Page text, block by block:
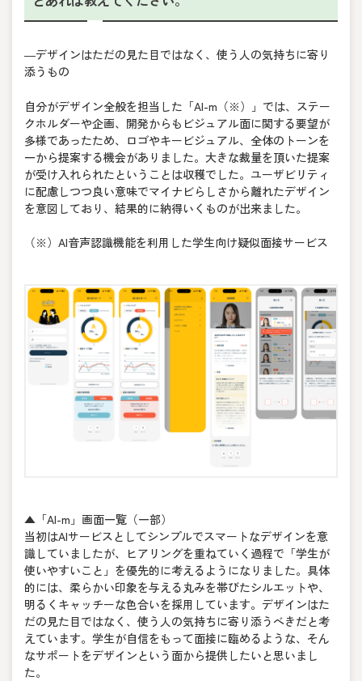
―デザインはただの見た目ではなく、使う人の気持ちに寄り
添うもの
自分がデザイン全般を担当した「AI-m（※）」では、ステー
クホルダーや企画、開発からもビジュアル面に関する要望が
多様であったため、ロゴやキービジュアル、全体のトーンを
一から提案する機会がありました。大きな裁量を頂いた提案
が受け入れられたということは収穫でした。ユーザビリティ
に配慮しつつ良い意味でマイナビらしさから離れたデザイン
を意図しており、結果的に納得いくものが出来ました。
（※）AI音声認識機能を利用した学生向け疑似面接サービス
▲「AI-m」画面一覧（一部）
当初はAIサービスとしてシンプルでスマートなデザインを意
識していましたが、ヒアリングを重ねていく過程で「学生が
使いやすいこと」を優先的に考えるようになりました。具体
的には、柔らかい印象を与える丸みを帯びたシルエットや、
明るくキャッチーな色合いを採用しています。デザインはた
だの見た目ではなく、使う人の気持ちに寄り添うべきだと考
えています。学生が自信をもって面接に臨めるような、そん
なサポートをデザインという面から提供したいと思いまし
た。